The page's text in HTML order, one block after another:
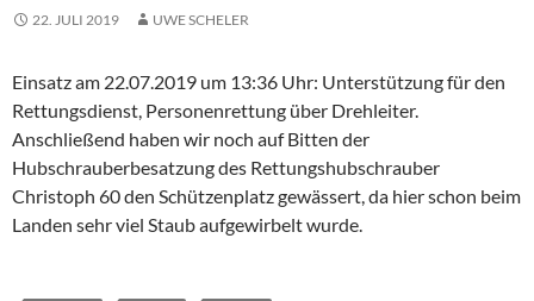
22. JULI 2019 UWE SCHELER
Einsatz am 22.07.2019 um 13:36 Uhr: Unterstützung für den
Rettungsdienst, Personenrettung über Drehleiter.
Anschließend haben wir noch auf Bitten der
Hubschrauberbesatzung des Rettungshubschrauber
Christoph 60 den Schützenplatz gewässert, da hier schon beim
Landen sehr viel Staub aufgewirbelt wurde.